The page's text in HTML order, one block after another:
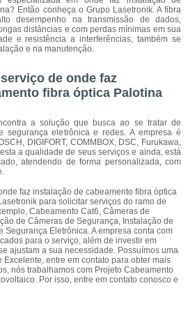
Então conheça o Grupo Lasetronik. A fibra
desempenho na transmissão de dados,
distâncias e com perdas mínimas em sua
e resistência a interferências, também se
e na manutenção.
de onde faz
fibra óptica Palotina
a solução que busca ao se tratar de
segurança eletrônica e redes. A empresa é
DIGIFORT, COMMBOX, DSC, Furukawa,
a qualidade de seus serviços e ainda, está
atendendo de forma personalizada, com
faz instalação de cabeamento fibra óptica
para solicitar serviços do ramo de
Cabeamento Cat6, Câmeras de
de Câmeras de Segurança, Instalação de
Segurança Eletrônica. A empresa conta com
para o serviço, além de investir em
ajustam a sua necessidade. Possuímos uma
entre em contato para obter mais
nós trabalhamos com Projeto Cabeamento
Por isso, entre em contato conosco e